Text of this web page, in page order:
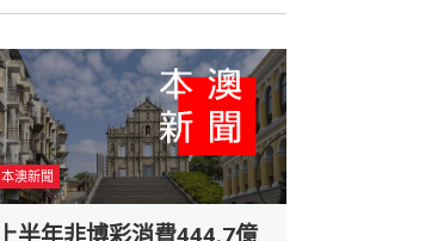
本澳新聞